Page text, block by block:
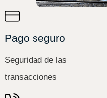
Pago seguro
Seguridad de las
transacciones